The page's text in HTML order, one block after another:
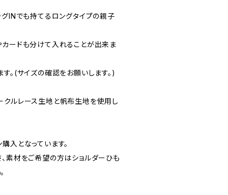
グINでも持てるロングタイプの親子
カードも分けて入れることが出来ま
。(サイズの確認をお願いします。)
クルレース生地と帆布生地を使用し
入となっています。
素材をご希望の方はショルダーひも